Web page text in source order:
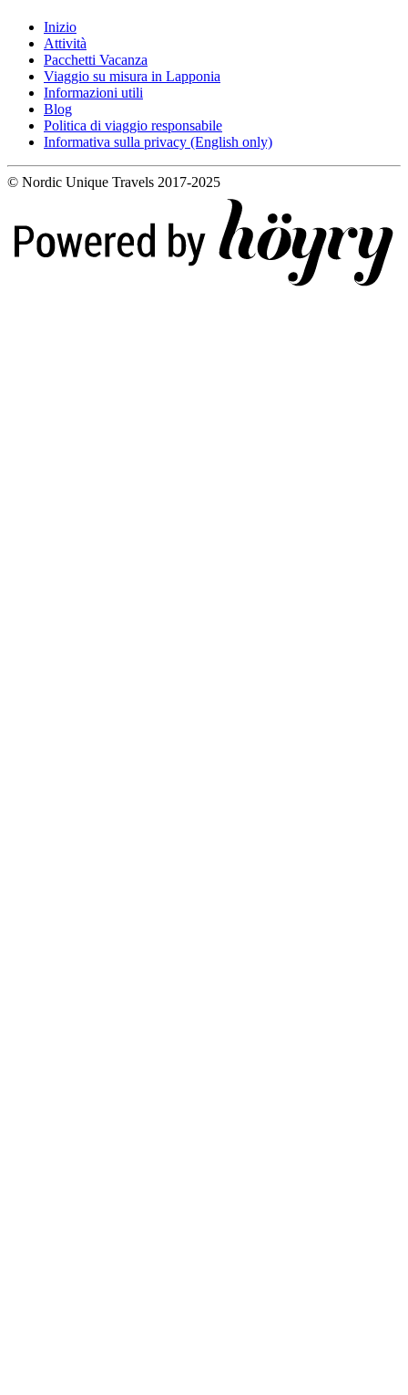
Inizio
Attività
Pacchetti Vacanza
Viaggio su misura in Lapponia
Informazioni utili
Blog
Politica di viaggio responsabile
Informativa sulla privacy (English only)
© Nordic Unique Travels 2017-2025